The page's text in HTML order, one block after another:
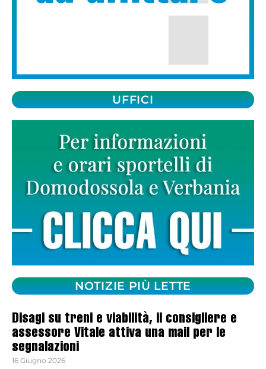
UFFICI
NOTIZIE PIÙ LETTE
Disagi su treni e viabilità, il consigliere e
assessore Vitale attiva una mail per le
segnalazioni
16 Giugno 2026